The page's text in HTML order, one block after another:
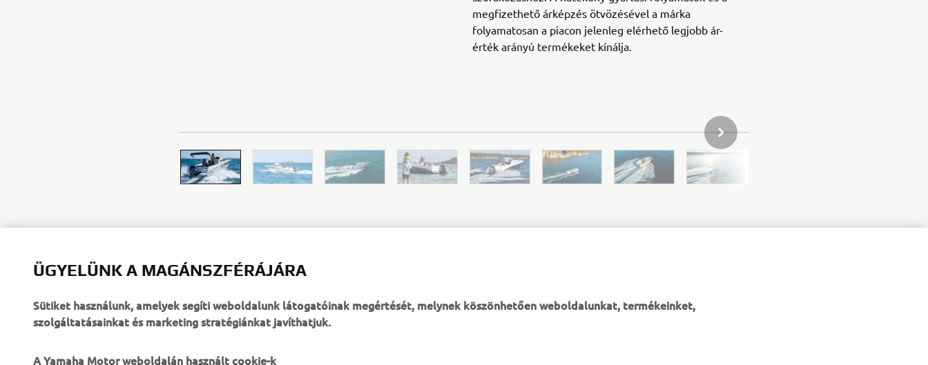
megfizethető árképzés ötvözésével a márka
folyamatosan a piacon jelenleg elérhető legjobb ár-
érték arányú termékeket kínálja.
KÖVETKEZŐ GALÉRIAELEM
ÜGYELÜNK A MAGÁNSZFÉRÁJÁRA
Sütiket használunk, amelyek segíti weboldalunk látogatóinak megértését, melynek köszönhetően weboldalunkat, termékeinket,
szolgáltatásainkat és marketing stratégiánkat javíthatjuk.
A Yamaha Motor weboldalán használt cookie-k